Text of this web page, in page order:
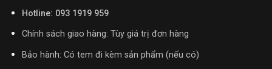
Hotline: 093 1919 959
Chính sách giao hàng: Tùy giá trị đơn hàng
Bảo hành: Có tem đi kèm sản phẩm (nếu có)